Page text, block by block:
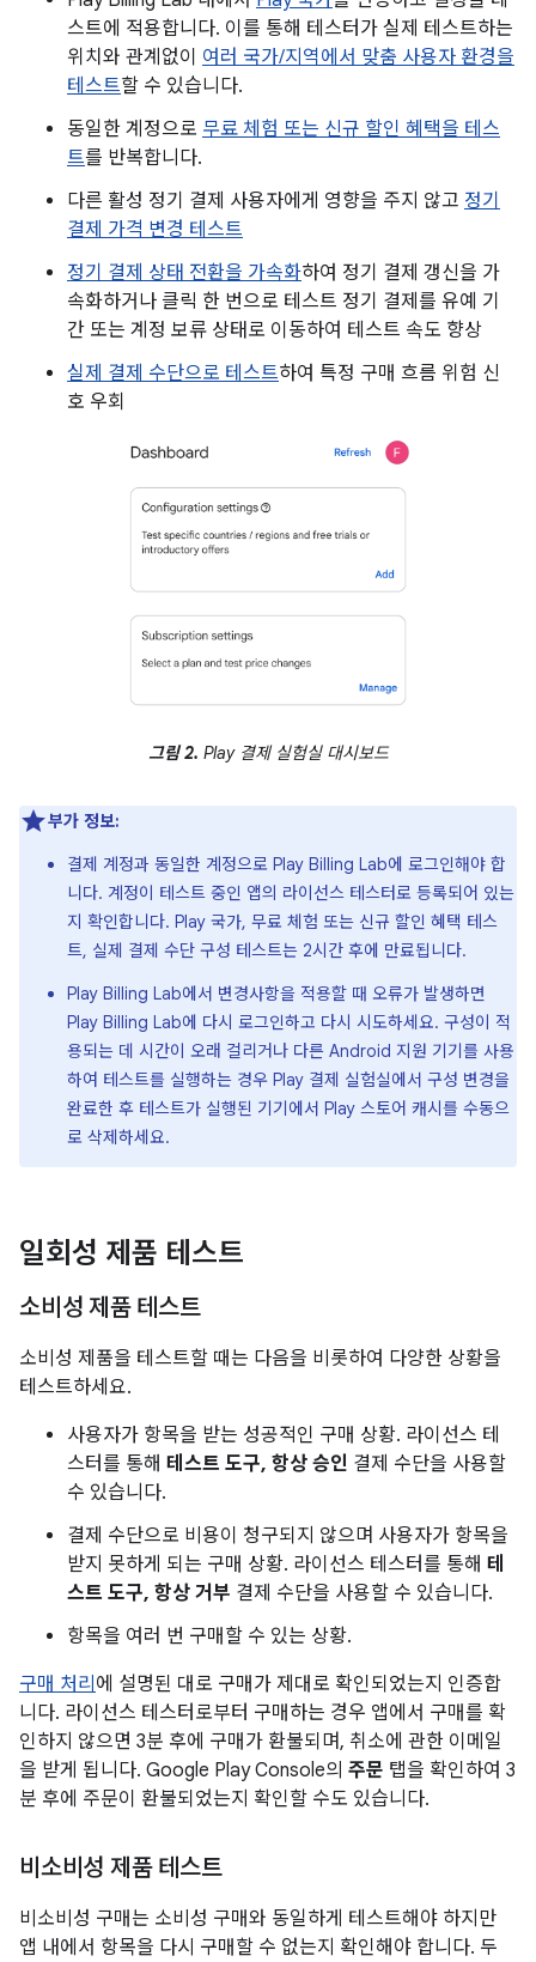
스트에 적용합니다. 이를 통해 테스터가 실제 테스트하는
위치와 관계없이 여러 국가/지역에서 맞춤 사용자 환경을
테스트할 수 있습니다.
동일한 계정으로 무료 체험 또는 신규 할인 혜택을 테스
트를 반복합니다.
다른 활성 정기 결제 사용자에게 영향을 주지 않고 정기
결제 가격 변경 테스트
정기 결제 상태 전환을 가속화하여 정기 결제 갱신을 가
속화하거나 클릭 한 번으로 테스트 정기 결제를 유예 기
간 또는 계정 보류 상태로 이동하여 테스트 속도 향상
실제 결제 수단으로 테스트하여 특정 구매 흐름 위험 신
호 우회
그림 2. Play 결제 실험실 대시보드
부가 정보:
결제 계정과 동일한 계정으로 Play Billing Lab에 로그인해야 합
니다. 계정이 테스트 중인 앱의 라이선스 테스터로 등록되어 있는
지 확인합니다. Play 국가, 무료 체험 또는 신규 할인 혜택 테스
트, 실제 결제 수단 구성 테스트는 2시간 후에 만료됩니다.
Play Billing Lab에서 변경사항을 적용할 때 오류가 발생하면
Play Billing Lab에 다시 로그인하고 다시 시도하세요. 구성이 적
용되는 데 시간이 오래 걸리거나 다른 Android 지원 기기를 사용
하여 테스트를 실행하는 경우 Play 결제 실험실에서 구성 변경을
완료한 후 테스트가 실행된 기기에서 Play 스토어 캐시를 수동으
로 삭제하세요.
일회성 제품 테스트
소비성 제품 테스트
소비성 제품을 테스트할 때는 다음을 비롯하여 다양한 상황을
테스트하세요.
사용자가 항목을 받는 성공적인 구매 상황. 라이선스 테
스터를 통해 테스트 도구, 항상 승인 결제 수단을 사용할
수 있습니다.
결제 수단으로 비용이 청구되지 않으며 사용자가 항목을
받지 못하게 되는 구매 상황. 라이선스 테스터를 통해 테
스트 도구, 항상 거부 결제 수단을 사용할 수 있습니다.
항목을 여러 번 구매할 수 있는 상황.
구매 처리 에 설명된 대로 구매가 제대로 확인되었는지 인증합
니다. 라이선스 테스터로부터 구매하는 경우 앱에서 구매를 확
인하지 않으면 3분 후에 구매가 환불되며, 취소에 관한 이메일
을 받게 됩니다. Google Play Console의 주문 탭을 확인하여 3
분 후에 주문이 환불되었는지 확인할 수도 있습니다.
비소비성 제품 테스트
비소비성 구매는 소비성 구매와 동일하게 테스트해야 하지만
앱 내에서 항목을 다시 구매할 수 없는지 확인해야 합니다. 두